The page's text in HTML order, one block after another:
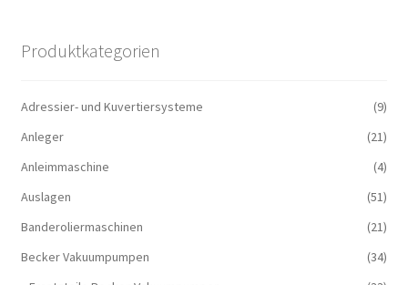
Produktkategorien
Adressier- und Kuvertiersysteme
(9)
Anleger
(21)
Anleimmaschine
(4)
Auslagen
(51)
Banderoliermaschinen
(21)
Becker Vakuumpumpen
(34)